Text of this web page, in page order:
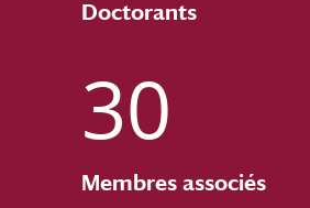
Doctorants
30
Membres associés